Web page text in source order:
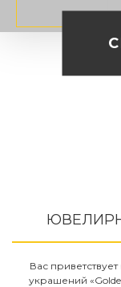
Вас
украшений